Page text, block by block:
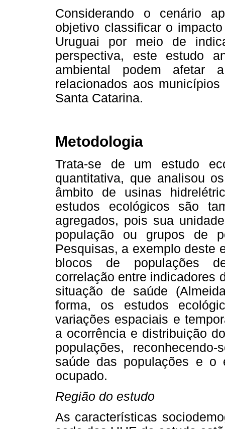
Considerando o cenário
objetivo classificar o
Uruguai por meio de
perspectiva, este estudo
ambiental podem afetar
relacionados aos
Santa Catarina.
Metodologia
Trata-se de um estudo
quantitativa, que analisou
âmbito de usinas
estudos ecológicos são
agregados, pois sua
população ou grupos de
Pesquisas, a exemplo deste
blocos de populações
correlação entre indicadores
situação de saúde
forma, os estudos
variações espaciais e
a ocorrência e distribuição
populações,
saúde das populações e o
ocupado.
Região do estudo
As características